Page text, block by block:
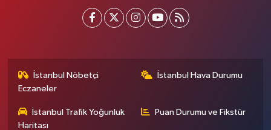
İstanbul Nöbetçi
Eczaneler
İstanbul Hava Durumu
İstanbul Trafik Yoğunluk
Haritası
Puan Durumu ve Fikstür